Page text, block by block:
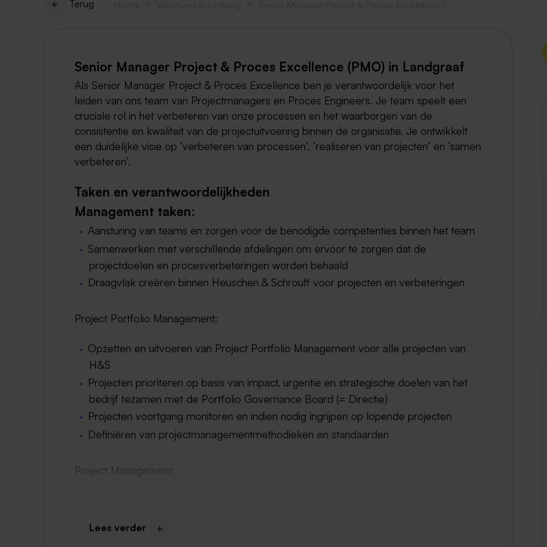
Terug
Senior Manager Project & Proces Excellence (PMO) in Landgraaf
Als Senior Manager Project & Proces Excellence ben je verantwoordelijk voor het
leiden van ons team van Projectmanagers en Proces Engineers. Je team speelt een
cruciale rol in het verbeteren van onze processen en het waarborgen van de
consistentie en kwaliteit van de projectuitvoering binnen de organisatie. Je ontwikkelt
een duidelijke visie op ‘verbeteren van processen’, ‘realiseren van projecten’ en ‘samen
verbeteren’.
Taken en verantwoordelijkheden
Management taken:
Aansturing van teams en zorgen voor de benodigde competenties binnen het team
Samenwerken met verschillende afdelingen om ervoor te zorgen dat de
projectdoelen en procesverbeteringen worden behaald
Draagvlak creëren binnen Heuschen & Schrouff voor projecten en verbeteringen
Project Portfolio Management:
Opzetten en uitvoeren van Project Portfolio Management voor alle projecten van
H&S
Projecten prioriteren op basis van impact, urgentie en strategische doelen van het
bedrijf tezamen met de Portfolio Governance Board (= Directie)
Projecten voortgang monitoren en indien nodig ingrijpen op lopende projecten
Definiëren van projectmanagementmethodieken en standaarden
Project Management:
Lees verder